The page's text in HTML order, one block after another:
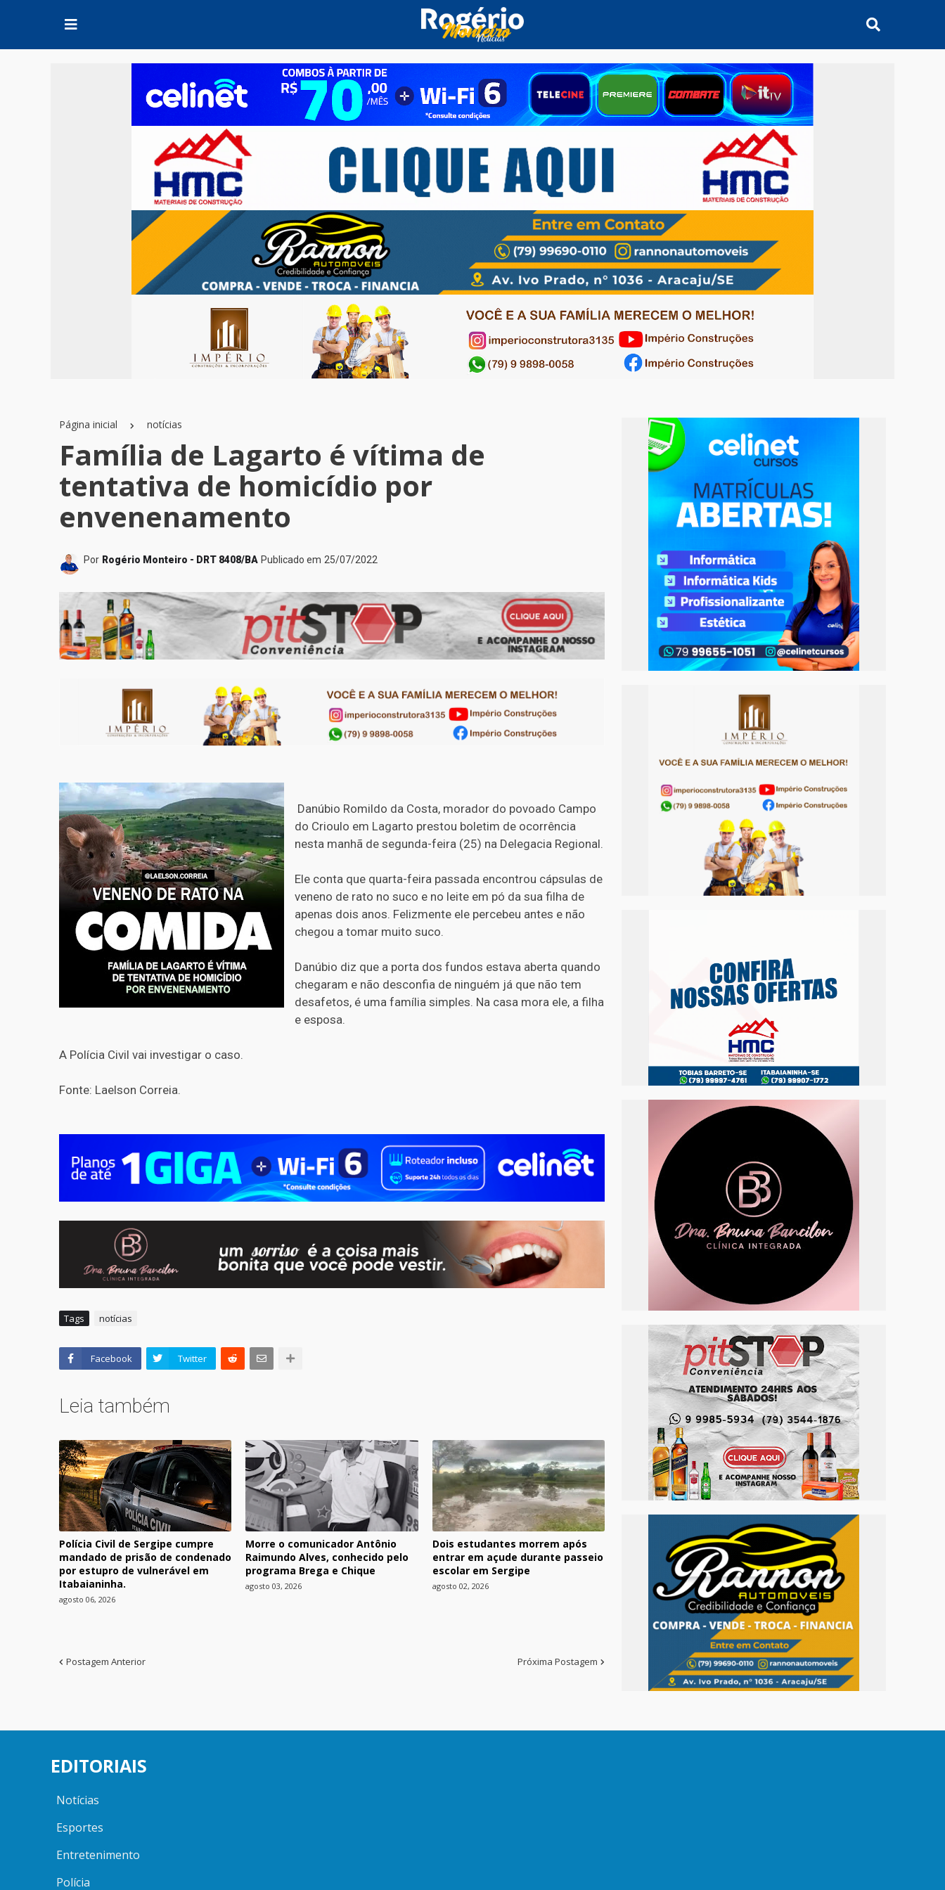
Página inicial notícias
Família de Lagarto é vítima de
tentativa de homicídio por
envenenamento
Por Rogério Monteiro - DRT 8408/BA Publicado em 25/07/2022
Danúbio Romildo da Costa, morador do povoado Campo
do Crioulo em Lagarto prestou boletim de ocorrência
nesta manhã de segunda-feira (25) na Delegacia Regional.
Ele conta que quarta-feira passada encontrou cápsulas de
veneno de rato no suco e no leite em pó da sua filha de
apenas dois anos. Felizmente ele percebeu antes e não
chegou a tomar muito suco.
Danúbio diz que a porta dos fundos estava aberta quando
chegaram e não desconfia de ninguém já que não tem
desafetos, é uma família simples. Na casa mora ele, a filha
e esposa.
A Polícia Civil vai investigar o caso.
Fonte: Laelson Correia.
Tags notícias
Facebook Twitter
Leia também
Polícia Civil de Sergipe cumpre
mandado de prisão de condenado
por estupro de vulnerável em
Itabaianinha.
agosto 06, 2026
Morre o comunicador Antônio
Raimundo Alves, conhecido pelo
programa Brega e Chique
agosto 03, 2026
Dois estudantes morrem após
entrar em açude durante passeio
escolar em Sergipe
agosto 02, 2026
Postagem Anterior Próxima Postagem
EDITORIAIS
Notícias
Esportes
Entretenimento
Polícia